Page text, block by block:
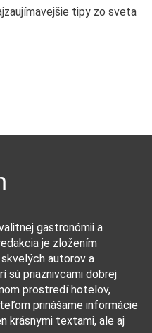
tipy zo sveta
gastronómii a
je zložením
autorov a
sú priaznivcami dobrej
prostredí hotelov,
prinášame informácie
krásnymi textami, ale aj